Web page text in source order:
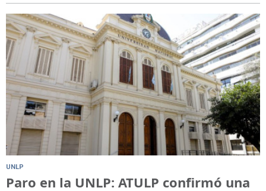
UNLP
Paro en la UNLP: ATULP confirmó una